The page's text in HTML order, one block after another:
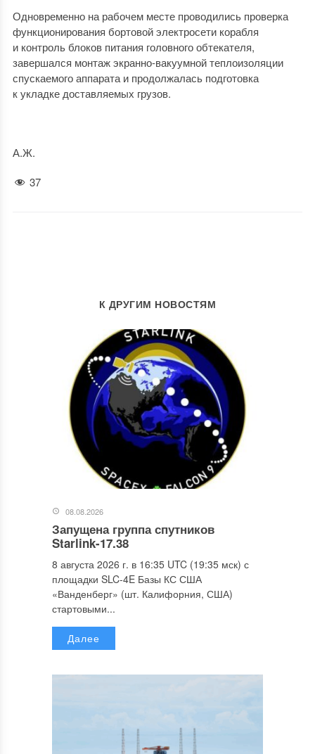
Одновременно на рабочем месте проводились проверка
функционирования бортовой электросети корабля
и контроль блоков питания головного обтекателя,
завершался монтаж экранно-вакуумной теплоизоляции
спускаемого аппарата и продолжалась подготовка
к укладке доставляемых грузов.
А.Ж.
37
К ДРУГИМ НОВОСТЯМ
08.08.2026
Запущена группа спутников
Starlink-17.38
8 августа 2026 г. в 16:35 UTC (19:35 мск) с
площадки SLC-4E Базы КС США
«Ванденберг» (шт. Калифорния, США)
стартовыми...
Далее